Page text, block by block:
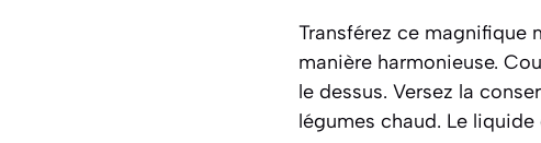
Transférez ce magnifique
manière harmonieuse.
le dessus. Versez la
légumes chaud. Le